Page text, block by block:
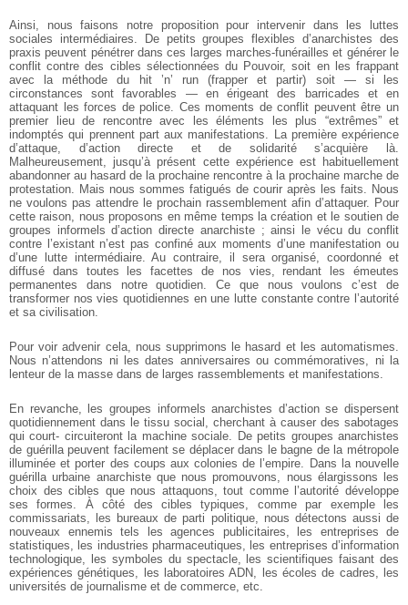
Ainsi, nous faisons notre proposition pour intervenir dans les luttes
sociales intermédiaires. De petits groupes flexibles d’anarchistes des
praxis peuvent pénétrerdans ces larges marches-funérailles et générer le
conflit contre des cibles sélectionnées du Pouvoir, soit en les frappant
avec la méthode du hit ’n’ run (frapper et partir) soit — si les
circonstances sont favorables — en érigeant des barricades et en
attaquant les forces de police. Ces moments de conflit peuvent être un
premier lieu de rencontreavec les éléments les plus “extrêmes” et
indomptés qui prennent part aux manifestations. La première expérience
d’attaque, d’action directe et de solidarités’acquière là.
Malheureusement, jusqu’à présent cette expérience est habituellement
abandonner au hasard de la prochaine rencontre à la prochaine marche de
protestation. Mais nous sommes fatigués de courir après les faits. Nous
ne voulons pas attendre le prochain rassemblement afin d’attaquer. Pour
cette raison, nous proposons en même temps la création et le soutien de
groupes informels d’action directe anarchiste ; ainsi le vécu du conflit
contre l’existant n’est pas confiné aux moments d’une manifestation ou
d’une lutte intermédiaire. Au contraire, il sera organisé, coordonné et
diffusé dans toutes les facettes de nos vies, rendant les émeutes
permanentes dans notre quotidien. Ce que nous voulons c’est de
transformer nos vies quotidiennes en une lutte constantecontre l’autorité
et sa civilisation.
Pour voir advenir cela, nous supprimons le hasard et les automatismes.
Nous n’attendons ni les dates anniversaires ou commémoratives, ni la
lenteur de la masse dans de larges rassemblements et manifestations.
En revanche, les groupes informels anarchistes d’action se dispersent
quotidiennement dans le tissu social, cherchant à causer des sabotages
qui court- circuiteront la machine sociale. De petits groupes anarchistes
de guérilla peuvent facilement se déplacer dans le bagne de la métropole
illuminée et porter des coups aux colonies de l’empire. Dans la nouvelle
guérilla urbaine anarchiste que nous promouvons, nous élargissons les
choix des cibles que nous attaquons, tout commel’autorité développe
ses formes. À côté des cibles typiques, comme par exemple les
commissariats, les bureaux de parti politique, nous détectons aussi de
nouveaux ennemis tels les agences publicitaires, les entreprises de
statistiques, les industries pharmaceutiques, les entreprises d’information
technologique, les symboles duspectacle, les scientifiques faisant des
expériences génétiques, les laboratoires ADN, les écoles de cadres, les
universités de journalisme et de commerce, etc.